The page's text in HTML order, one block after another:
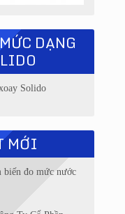
DẠNG
Solido
MỚI
biến đo mức nước